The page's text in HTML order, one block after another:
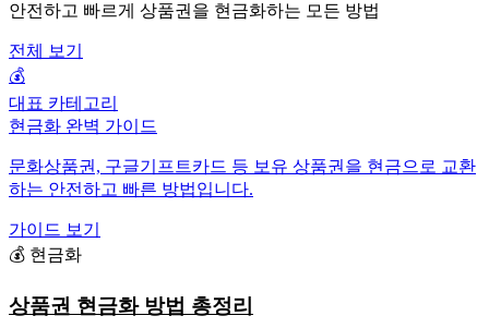
안전하고 빠르게 상품권을 현금화하는 모든 방법
전체 보기
💰
대표 카테고리
현금화 완벽 가이드
문화상품권, 구글기프트카드 등 보유 상품권을 현금으로 교환
하는 안전하고 빠른 방법입니다.
가이드 보기
💰 현금화
상품권 현금화 방법 총정리